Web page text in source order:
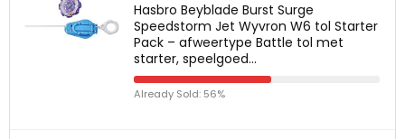
Hasbro Beyblade Burst Surge
Speedstorm Jet Wyvron W6 tol Starter
Pack – afweertype Battle tol met
starter, speelgoed…
Already Sold: 56%